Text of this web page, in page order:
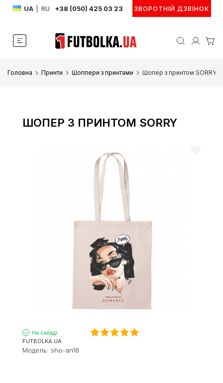
UA RU +38 (050) 425 03 23 ЗВОРОТНІЙ ДЗВІНОК
Головна Принти Шоппери з принтами Шопер з принтом SORRY
ШОПЕР З ПРИНТОМ SORRY
На складі
FUTBOLKA.UA
Модель: sho-an18